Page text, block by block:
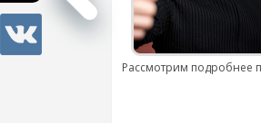
Рассмотрим подробнее